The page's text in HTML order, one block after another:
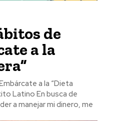
de
a la
a la “Dieta
a manejar mi dinero, me